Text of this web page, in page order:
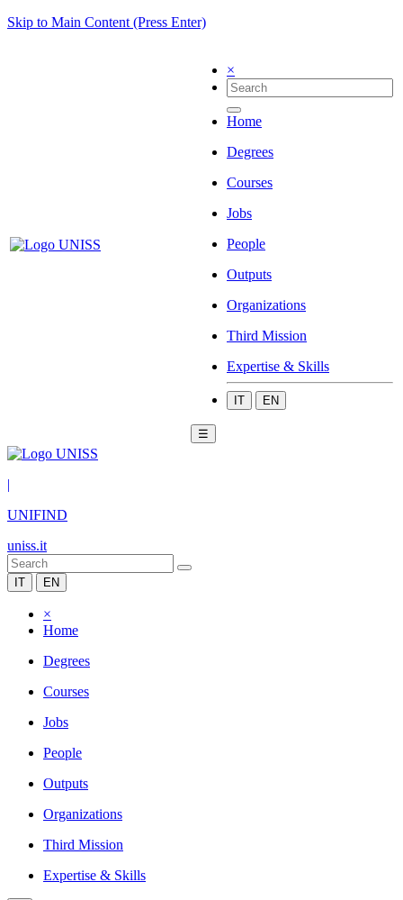
Skip to Main Content (Press Enter)
×
Home
Degrees
Courses
Jobs
People
Outputs
Organizations
Third Mission
Expertise & Skills
IT EN
☰
|
UNIFIND
uniss.it
IT EN
×
Home
Degrees
Courses
Jobs
People
Outputs
Organizations
Third Mission
Expertise & Skills